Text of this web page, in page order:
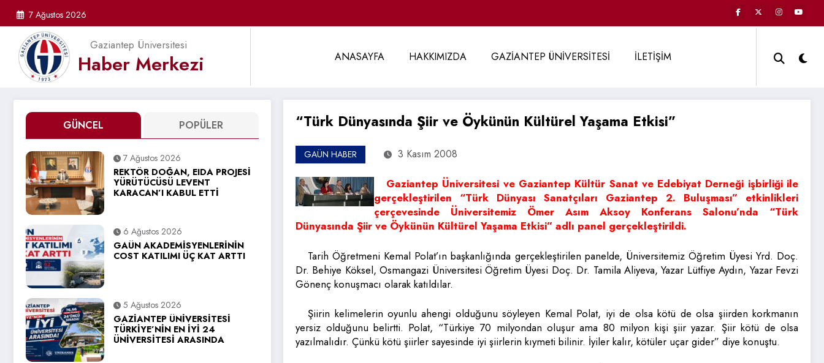
7 Ağustos 2026
Gaziantep Üniversitesi
Haber Merkezi ANASAYFA HAKKIMIZDA GAZİANTEP ÜNİVERSİTESİ İLETİŞİM
GÜNCEL POPÜLER
7 Ağustos 2026
REKTÖR DOĞAN, EIDA PROJESİ
YÜRÜTÜCÜSÜ LEVENT
KARACAN’I KABUL ETTİ
6 Ağustos 2026
GAÜN AKADEMİSYENLERİNİN
COST KATILIMI ÜÇ KAT ARTTI
5 Ağustos 2026
GAZİANTEP ÜNİVERSİTESİ
TÜRKİYE’NİN EN İYİ 24
ÜNİVERSİTESİ ARASINDA
“Türk Dünyasında Şiir ve Öykünün Kültürel Yaşama Etkisi”
GAÜN HABER 3 Kasım 2008
Gaziantep Üniversitesi ve Gaziantep Kültür Sanat ve Edebiyat Derneği işbirliği ile
gerçekleştirilen “Türk Dünyası Sanatçıları Gaziantep 2. Buluşması” etkinlikleri
çerçevesinde Üniversitemiz Ömer Asım Aksoy Konferans Salonu’nda “Türk
Dünyasında Şiir ve Öykünün Kültürel Yaşama Etkisi” adlı panel gerçekleştirildi.
Tarih Öğretmeni Kemal Polat’ın başkanlığında gerçekleştirilen panelde, Üniversitemiz Öğretim Üyesi Yrd. Doç.
Dr. Behiye Köksel, Osmangazi Üniversitesi Öğretim Üyesi Doç. Dr. Tamila Aliyeva, Yazar Lütfiye Aydın, Yazar Fevzi
Gönenç konuşmacı olarak katıldılar.
Şiirin kelimelerin oyunlu ahengi olduğunu söyleyen Kemal Polat, iyi de olsa kötü de olsa şiirden korkmanın
yersiz olduğunu belirtti. Polat, “Türkiye 70 milyondan oluşur ama 80 milyon kişi şiir yazar. Şiir kötü de olsa
yazılmalıdır. Çünkü kötü şiirler sayesinde iyi şiirlerin kıymeti bilinir. İyiler kalır, kötüler uçar gider” diye konuştu.